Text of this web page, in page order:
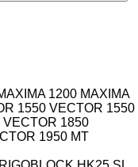
1200 MAXIMA
1550 VECTOR 1550
VECTOR 1850
1950 MT